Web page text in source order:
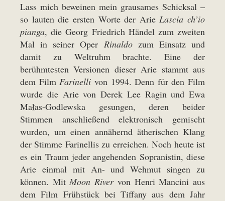
Lass mich beweinen mein grausames Schicksal –
so lauten die ersten Worte der ArieLascia ch’io
pianga, die Georg Friedrich Händel zum zweiten
Mal in seiner Oper Rinaldozum Einsatz und
damit zu Weltruhm brachte. Eine der
berühmtesten Versionen dieser Arie stammt aus
dem FilmFarinelli von 1994. Denn für den Film
wurde die Arie von Derek Lee Ragin und Ewa
Małas-Godlewska gesungen, deren beider
Stimmen anschließend elektronisch gemischt
wurden, um einen annähernd ätherischen Klang
der Stimme Farinellis zu erreichen. Noch heute ist
es ein Traum jeder angehenden Sopranistin, diese
Arie einmal mit An- und Wehmut singen zu
können. MitMoon Rivervon Henri Mancini aus
dem Film Frühstück bei Tiffany aus dem Jahr